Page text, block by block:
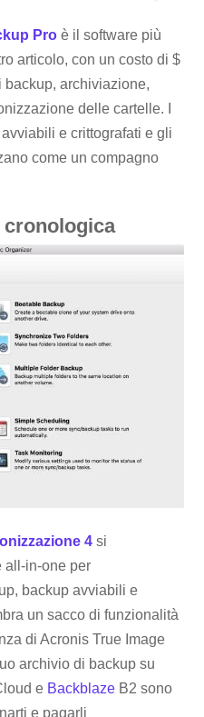
Pro è il software più
articolo, con un costo di $
backup, archiviazione,
delle cartelle. I
e crittografati e gli
come un compagno
cronologica
4 si
all-in-one per
backup avviabili e
un sacco di funzionalità
di Acronis True Image
archivio di backup su
e Backblaze B2 sono
e pagarli